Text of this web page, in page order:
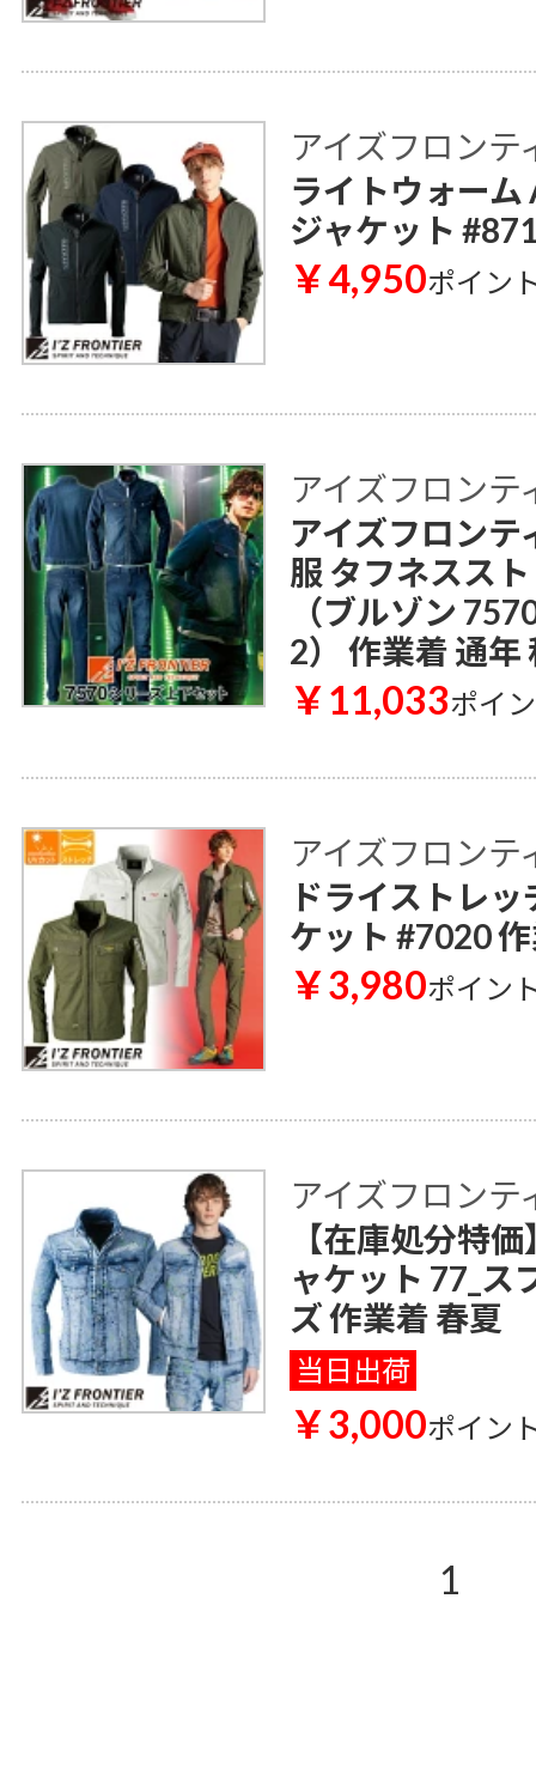
アイズフロンテ
ライトウォーム
ジャケット
￥4,950ポイン
アイズフロンテ
アイズフロンテ
服 タフネスス
（ブルゾン
2） 作業着 通年
￥11,033ポイ
アイズフロンテ
ドライストレ
ケット #7020
￥3,980ポイン
アイズフロンテ
【在庫処分特
ャケット 77_ス
ズ 作業着 春夏
当日出荷
￥3,000ポイン
1